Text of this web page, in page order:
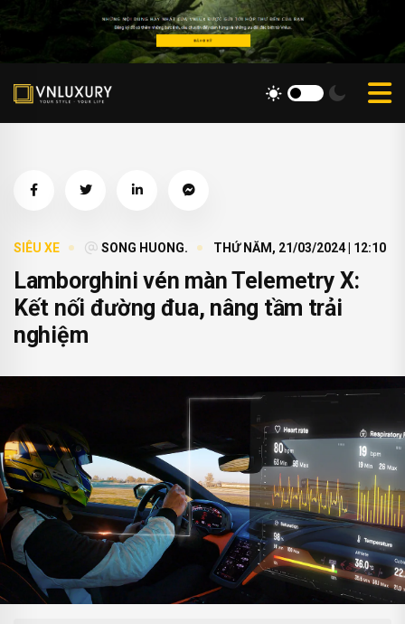
SIÊU XE SONG HUONG. THỨ NĂM, 21/03/2024 | 12:10
Lamborghini vén màn Telemetry X:
Kết nối đường đua, nâng tầm trải
nghiệm